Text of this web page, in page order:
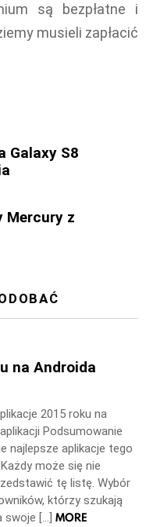
są bezpłatne i
musieli zapłacić
Galaxy S8
Mercury z
na Androida
2015 roku na
Podsumowanie
najlepsze aplikacje tego
może się nie
tę listę. Wybór
którzy szukają
swoje […] MORE